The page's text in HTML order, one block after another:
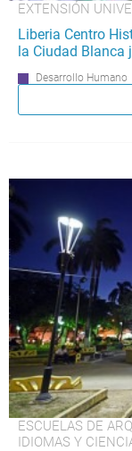
EXTENSIÓN
Liberia Centro
la Ciudad Blanca
Desarrollo Humano
ESCUELAS DE
IDIOMAS Y